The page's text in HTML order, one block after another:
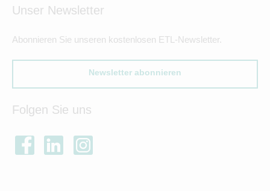
Unser Newsletter
Abonnieren Sie unseren kostenlosen ETL-Newsletter.
Newsletter abonnieren
Folgen Sie uns